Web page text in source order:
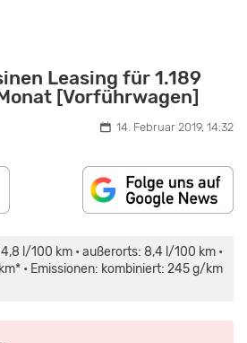
Leasing für 1.189
[Vorführwagen]
14. Februar 2019, 14:32
l/100 km • außerorts: 8,4 l/100 km •
• Emissionen: kombiniert: 245 g/km